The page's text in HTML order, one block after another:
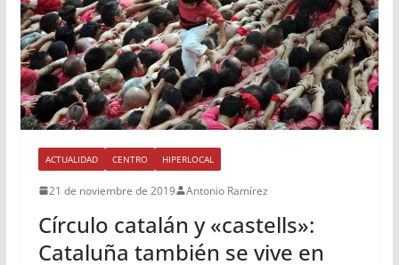
ACTUALIDAD CENTRO HIPERLOCAL
21 de noviembre de 2019 Antonio Ramírez
Círculo catalán y «castells»:
Cataluña también se vive en